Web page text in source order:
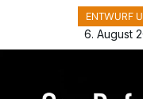
6. August
ENTWURF